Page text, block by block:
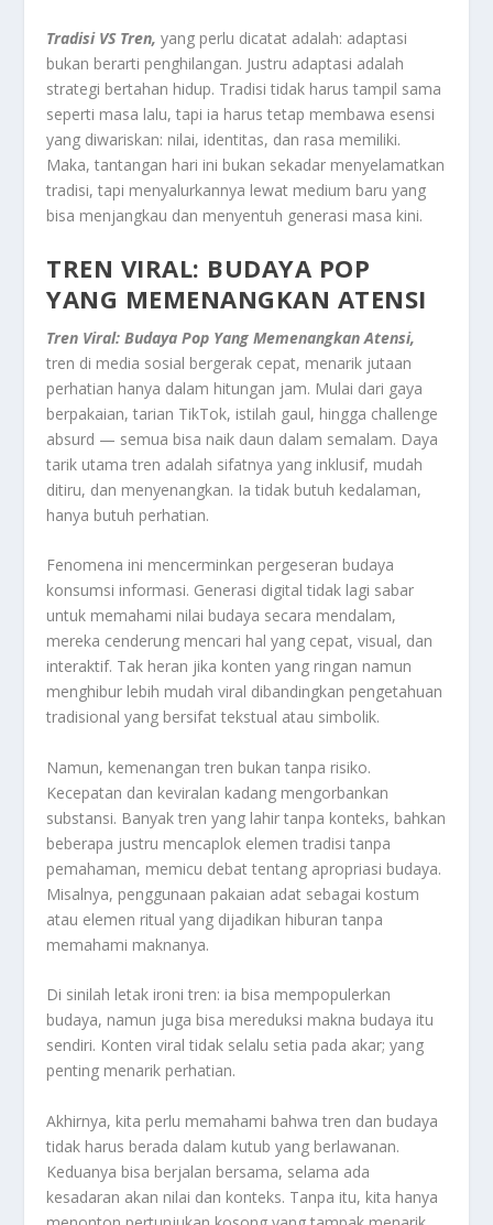
Tradisi VS Tren, yang perlu dicatat adalah: adaptasi
bukan berarti penghilangan. Justru adaptasi adalah
strategi bertahan hidup. Tradisi tidak harus tampil sama
seperti masa lalu, tapi ia harus tetap membawa esensi
yang diwariskan: nilai, identitas, dan rasa memiliki.
Maka, tantangan hari ini bukan sekadar menyelamatkan
tradisi, tapi menyalurkannya lewat medium baru yang
bisa menjangkau dan menyentuh generasi masa kini.
TREN VIRAL: BUDAYA POP
YANG MEMENANGKAN ATENSI
Tren Viral: Budaya Pop Yang Memenangkan Atensi,
tren di media sosial bergerak cepat, menarik jutaan
perhatian hanya dalam hitungan jam. Mulai dari gaya
berpakaian, tarian TikTok, istilah gaul, hingga challenge
absurd — semua bisa naik daun dalam semalam. Daya
tarik utama tren adalah sifatnya yang inklusif, mudah
ditiru, dan menyenangkan. Ia tidak butuh kedalaman,
hanya butuh perhatian.
Fenomena ini mencerminkan pergeseran budaya
konsumsi informasi. Generasi digital tidak lagi sabar
untuk memahami nilai budaya secara mendalam,
mereka cenderung mencari hal yang cepat, visual, dan
interaktif. Tak heran jika konten yang ringan namun
menghibur lebih mudah viral dibandingkan pengetahuan
tradisional yang bersifat tekstual atau simbolik.
Namun, kemenangan tren bukan tanpa risiko.
Kecepatan dan keviralan kadang mengorbankan
substansi. Banyak tren yang lahir tanpa konteks, bahkan
beberapa justru mencaplok elemen tradisi tanpa
pemahaman, memicu debat tentang apropriasi budaya.
Misalnya, penggunaan pakaian adat sebagai kostum
atau elemen ritual yang dijadikan hiburan tanpa
memahami maknanya.
Di sinilah letak ironi tren: ia bisa mempopulerkan
budaya, namun juga bisa mereduksi makna budaya itu
sendiri. Konten viral tidak selalu setia pada akar; yang
penting menarik perhatian.
Akhirnya, kita perlu memahami bahwa tren dan budaya
tidak harus berada dalam kutub yang berlawanan.
Keduanya bisa berjalan bersama, selama ada
kesadaran akan nilai dan konteks. Tanpa itu, kita hanya